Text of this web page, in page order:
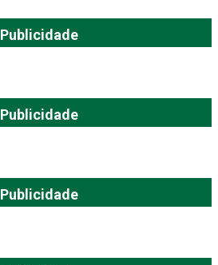
Publicidade
Publicidade
Publicidade